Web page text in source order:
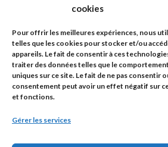
cookies
Pour offrir les meilleures expériences, nous
telles que les cookies pour stocker et/ou
appareils. Le fait de consentir à ces
traiter des données telles que le
uniques sur ce site. Le fait de ne pas consentir
consentement peut avoir un effet négatif sur
et fonctions.
Gérer les services
Code Animal
26, rue principale
67480 Roppenheim
Adresse à utiliser pour les envois en